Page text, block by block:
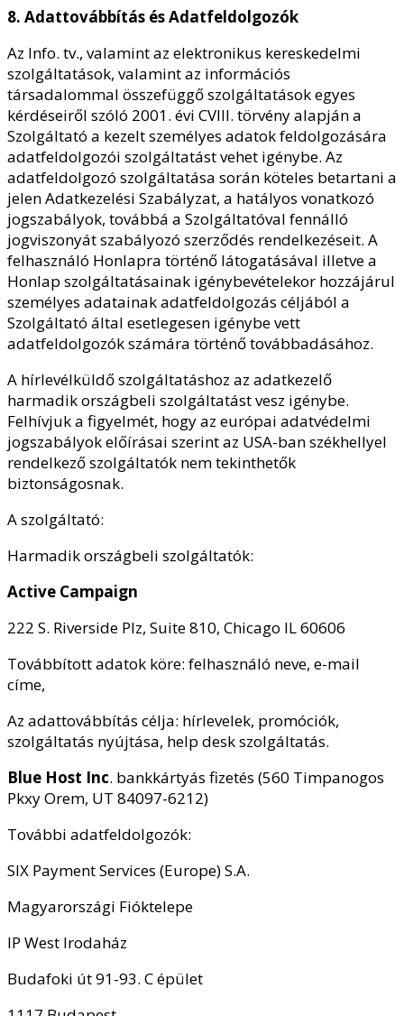
8. Adattovábbítás és Adatfeldolgozók
Az Info. tv., valamint az elektronikus kereskedelmi
szolgáltatások, valamint az információs
társadalommal összefüggő szolgáltatások egyes
kérdéseiről szóló 2001. évi CVIII. törvény alapján a
Szolgáltató a kezelt személyes adatok feldolgozására
adatfeldolgozói szolgáltatást vehet igénybe. Az
adatfeldolgozó szolgáltatása során köteles betartani a
jelen Adatkezelési Szabályzat, a hatályos vonatkozó
jogszabályok, továbbá a Szolgáltatóval fennálló
jogviszonyát szabályozó szerződés rendelkezéseit. A
felhasználó Honlapra történő látogatásával illetve a
Honlap szolgáltatásainak igénybevételekor hozzájárul
személyes adatainak adatfeldolgozás céljából a
Szolgáltató által esetlegesen igénybe vett
adatfeldolgozók számára történő továbbadásához.
A hírlevélküldő szolgáltatáshoz az adatkezelő
harmadik országbeli szolgáltatást vesz igénybe.
Felhívjuk a figyelmét, hogy az európai adatvédelmi
jogszabályok előírásai szerint az USA-ban székhellyel
rendelkező szolgáltatók nem tekinthetők
biztonságosnak.
A szolgáltató:
Harmadik országbeli szolgáltatók:
Active Campaign
222 S. Riverside Plz, Suite 810, Chicago IL 60606
Továbbított adatok köre: felhasználó neve, e-mail
címe,
Az adattovábbítás célja: hírlevelek, promóciók,
szolgáltatás nyújtása, help desk szolgáltatás.
Blue Host Inc. bankkártyás fizetés (560 Timpanogos
Pkxy Orem, UT 84097-6212)
További adatfeldolgozók:
SIX Payment Services (Europe) S.A.
Magyarországi Fióktelepe
IP West Irodaház
Budafoki út 91-93. C épület